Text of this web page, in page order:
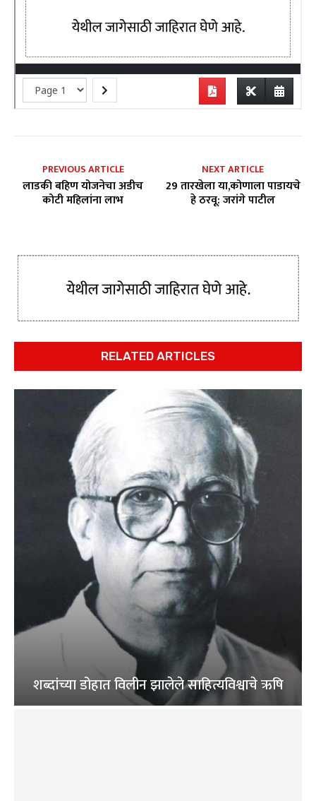
PREVIOUS ARTICLE
लाडकी बहिण योजनेचा अडीच
कोटी महिलांना लाभ
NEXT ARTICLE
29 तारखेला या,कोणाला पाडायचे
हे ठरवू: जरांगे पाटील
RELATED ARTICLES
शब्दांच्या डोहात विलीन झालेले साहित्यविश्वाचे ऋषि